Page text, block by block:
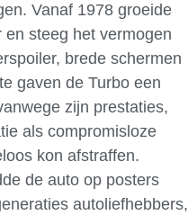
Vanaf 1978 groeide
steeg het vermogen
brede schermen
gaven de Turbo een
zijn prestaties,
als compromisloze
kon afstraffen.
de auto op posters
autoliefhebbers,